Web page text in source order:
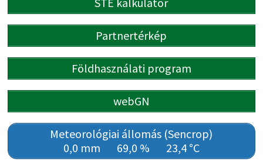
Partnertérkép
Földhasználati program
webGN
Meteorológiai állomás (Sencrop)
0,0 mm
69,0 % 23,4 °C